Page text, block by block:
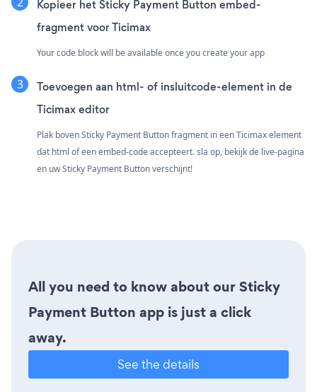
Kopieer het Sticky Payment Button embed-
fragment voor Ticimax
Your code block will be available once you create your app
Toevoegen aan html- of insluitcode-element in de
Ticimax editor
Plak boven Sticky Payment Button fragment in een Ticimax element
dat html of een embed-code accepteert. sla op, bekijk de live-pagina
en uw Sticky Payment Button verschijnt!
All you need to know about our Sticky
Payment Button app is just a click
away.
See the details